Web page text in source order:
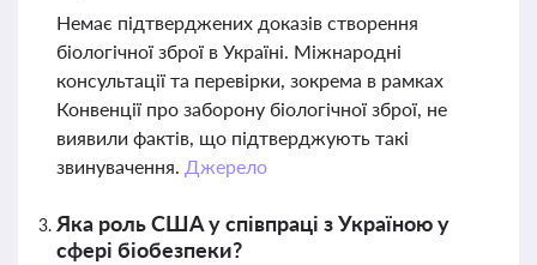
Немає підтверджених доказів створення
біологічної зброї в Україні. Міжнародні
консультації та перевірки, зокрема в рамках
Конвенції про заборону біологічної зброї, не
виявили фактів, що підтверджують такі
звинувачення. Джерело
Яка роль США у співпраці з Україною у
сфері біобезпеки?